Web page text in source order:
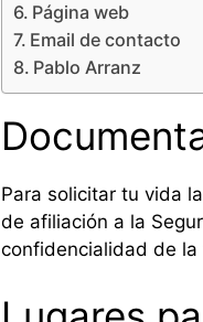
Página web
Email de contacto
Pablo Arranz
Para solicitar tu vida
de afiliación a la
confidencialidad de